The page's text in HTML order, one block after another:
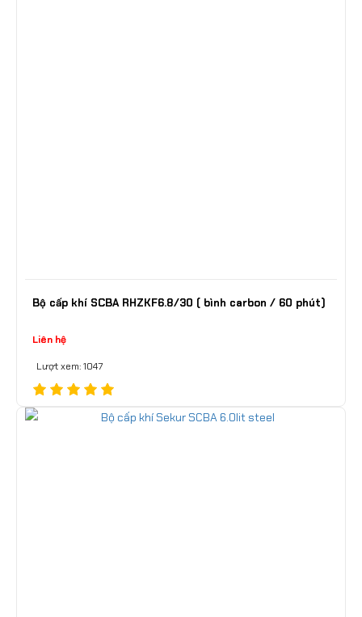
Bộ cấp khí SCBA RHZKF6.8/30 ( bình carbon / 60 phút)
Liên hệ
Lượt xem: 1047